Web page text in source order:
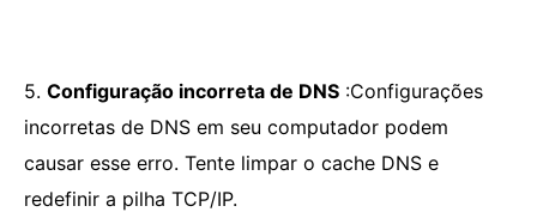
5. Configuração incorreta de DNS :Configurações
incorretas de DNS em seu computador podem
causar esse erro. Tente limpar o cache DNS e
redefinir a pilha TCP/IP.